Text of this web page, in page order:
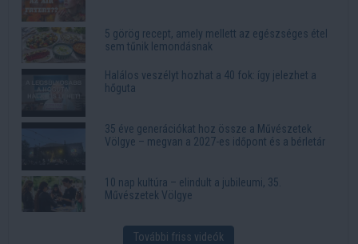
5 görög recept, amely mellett az egészséges étel
sem tűnik lemondásnak
Halálos veszélyt hozhat a 40 fok: így jelezhet a
hőguta
35 éve generációkat hoz össze a Művészetek
Völgye – megvan a 2027-es időpont és a bérletár
10 nap kultúra – elindult a jubileumi, 35.
Művészetek Völgye
További friss videók